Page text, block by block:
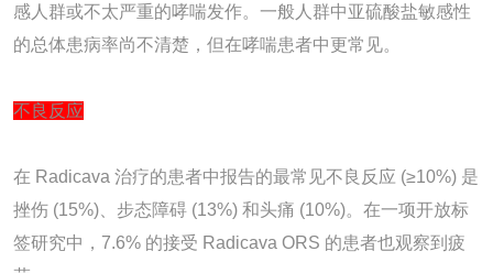
感人群或不太严重的哮喘发作。一般人群中亚硫酸盐敏感性
的总体患病率尚不清楚，但在哮喘患者中更常见。
不良反应
在 Radicava 治疗的患者中报告的最常见不良反应 (≥10%) 是
挫伤 (15%)、步态障碍 (13%) 和头痛 (10%)。在一项开放标
签研究中，7.6% 的接受 Radicava ORS 的患者也观察到疲